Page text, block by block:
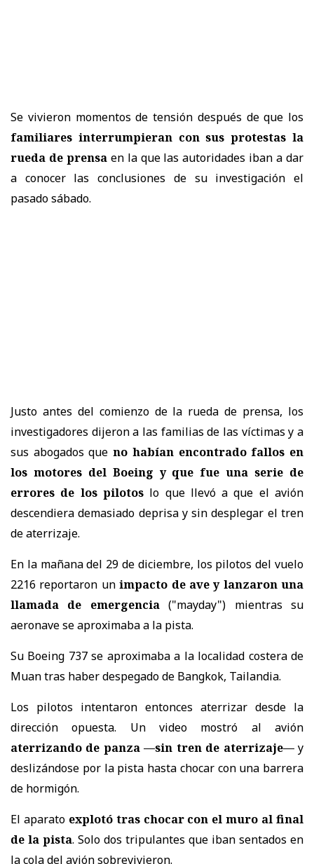
Se vivieron momentos de tensión después de que los
familiares interrumpieran con sus protestas la
rueda de prensaen la que las autoridades iban a dar
a conocer las conclusiones de su investigación el
pasado sábado.
Justo antes del comienzo de la rueda de prensa, los
investigadores dijeron a las familias de las víctimas y a
sus abogados queno habían encontrado fallos en
los motores del Boeing y que fue una serie de
errores de los pilotoslo que llevó a que el avión
descendiera demasiado deprisa y sin desplegar el tren
de aterrizaje.
En la mañana del 29 de diciembre, los pilotos del vuelo
2216 reportaron unimpacto de ave y lanzaron una
llamada de emergencia("mayday") mientras su
aeronave se aproximaba a la pista.
Su Boeing 737 se aproximaba a la localidad costera de
Muan tras haber despegado de Bangkok, Tailandia.
Los pilotos intentaron entonces aterrizar desde la
dirección opuesta. Un video mostró al avión
aterrizando de panza —sin tren de aterrizaje—y
deslizándose por la pista hasta chocar con una barrera
de hormigón.
El aparato explotó tras chocar con el muro al final
de la pista. Solo dos tripulantes que iban sentados en
la cola del avión sobrevivieron.